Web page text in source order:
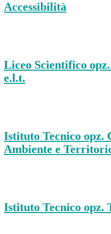
Accessibilità
Liceo Scientifico
e.l.t.
Istituto Tecnico opz.
Ambiente e
Istituto Tecnico opz.